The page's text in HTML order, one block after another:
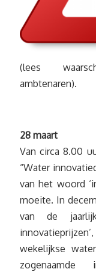
(lees
ambtenaren).
28 maart
Van circa 8.00
“Water
van het woord
moeite. In
van de
wekelijkse